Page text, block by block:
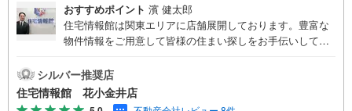
おすすめポイント 濱 健太郎
住宅情報館は関東エリアに店舗展開しております。豊富な
物件情報をご用意して皆様の住まい探しをお手伝いしてお
さい。【営業時間 10:00～19:00 火曜・水曜（祝日の場
合は営業いたします）】「資料請求」「内覧」のお問い合
わせは上記時間内ですとスムーズにご対応が可能です。ス
シルバー推奨店
住宅情報館 花小金井店